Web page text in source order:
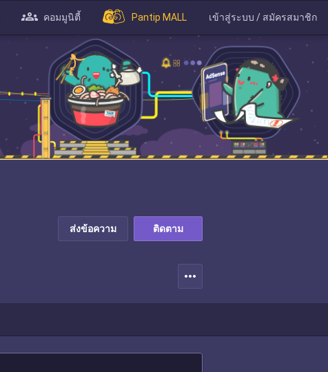
คอมมูนิตี้ Pantip MALL เข้าสู่ระบบ / สมัครสมาชิก
ส่งข้อความ ติดตาม
more_horiz